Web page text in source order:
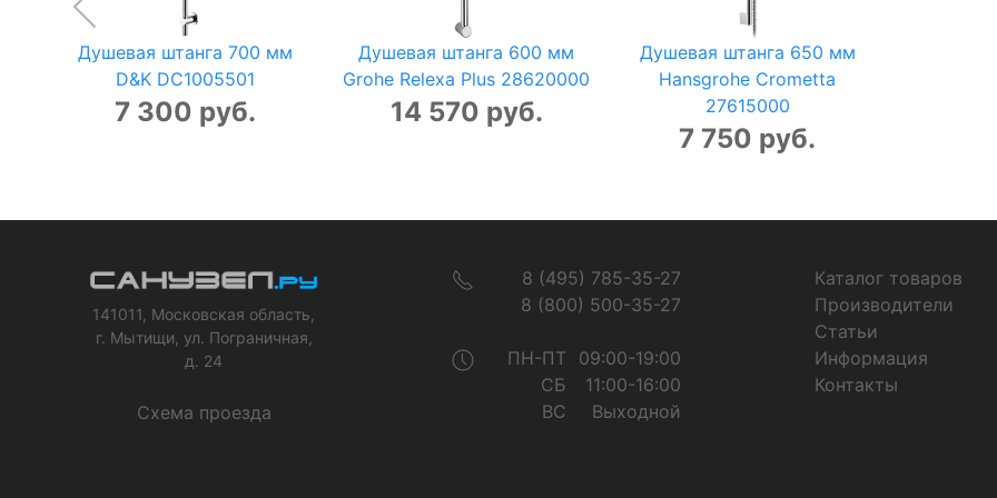
Душевая штанга 700 мм
D&K DC1005501
7 300 руб.
Душевая штанга 600 мм
Grohe Relexa Plus 28620000
14 570 руб.
Душевая штанга 650 мм
Hansgrohe Crometta
27615000
7 750 руб.
141011, Московская область,
г. Мытищи, ул. Пограничная,
д. 24
Схема проезда
8 (495) 785-35-27
8 (800) 500-35-27
ПН-ПТ
09:00-19:00
СБ
11:00-16:00
ВС
Выходной
Каталог товаров
Производители
Статьи
Информация
Контакты